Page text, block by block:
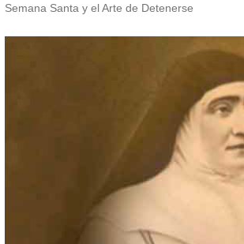
Semana Santa y el Arte de Detenerse